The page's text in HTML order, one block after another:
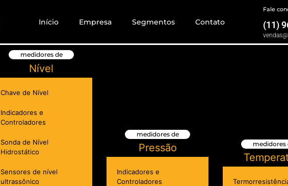
Início Empresa Segmentos Contato
Fale
(11)
medidores de
Nível
Chave de Nível
Indicadores e
Controladores
Sonda de Nível
Hidrostático
Sensores de nível
ultrassônico
medidores de
Pressão
Indicadores e
Controladores
medidores